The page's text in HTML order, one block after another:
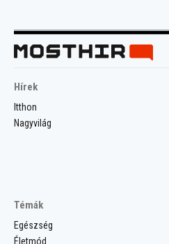
Hírek
Itthon
Nagyvilág
Témák
Egészség
Életmód